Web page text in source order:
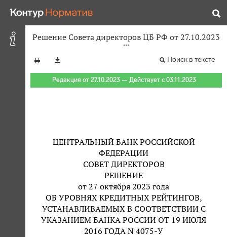
Решение Совета директоров ЦБ РФ от 27.10.2023
Поиск в тексте
Редакция от 27.10.2023 — Действует с 03.11.2023
ЦЕНТРАЛЬНЫЙ БАНК РОССИЙСКОЙ
ФЕДЕРАЦИИ
СОВЕТ ДИРЕКТОРОВ
РЕШЕНИЕ
от 27 октября 2023 года
ОБ УРОВНЯХ КРЕДИТНЫХ РЕЙТИНГОВ,
УСТАНАВЛИВАЕМЫХ В СООТВЕТСТВИИ С
УКАЗАНИЕМ БАНКА РОССИИ ОТ 19 ИЮЛЯ
2016 ГОДА N 4075-У